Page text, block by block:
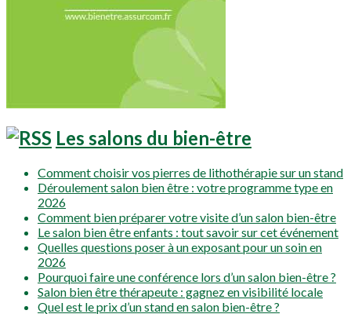
Les salons du bien-être
Comment choisir vos pierres de lithothérapie sur un stand
Déroulement salon bien être : votre programme type en
2026
Comment bien préparer votre visite d’un salon bien-être
Le salon bien être enfants : tout savoir sur cet événement
Quelles questions poser à un exposant pour un soin en
2026
Pourquoi faire une conférence lors d’un salon bien-être ?
Salon bien être thérapeute : gagnez en visibilité locale
Quel est le prix d’un stand en salon bien-être ?